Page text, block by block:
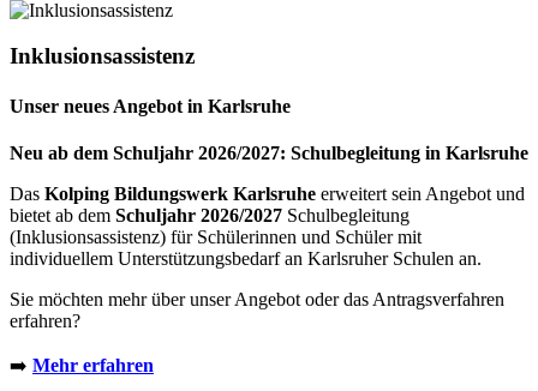
Inklusionsassistenz
Unser neues Angebot in Karlsruhe
Neu ab dem Schuljahr 2026/2027: Schulbegleitung in Karlsruhe
Das Kolping Bildungswerk Karlsruhe erweitert sein Angebot und
bietet ab dem Schuljahr 2026/2027 Schulbegleitung
(Inklusionsassistenz) für Schülerinnen und Schüler mit
individuellem Unterstützungsbedarf an Karlsruher Schulen an.
Sie möchten mehr über unser Angebot oder das Antragsverfahren
erfahren?
➡️ Mehr erfahren